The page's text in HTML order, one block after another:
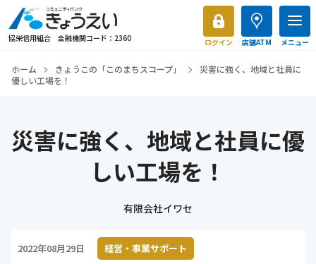
協栄信用組合 金融機関コード：2360 ログイン 店舗ATM メニュー
ホーム きょうこの「このまちスコープ」
災害に強く、地域と社員に
優しい工場を！
災害に強く、地域と社員に優
しい工場を！
有限会社イワセ
2022年08月29日 経営・事業サポート